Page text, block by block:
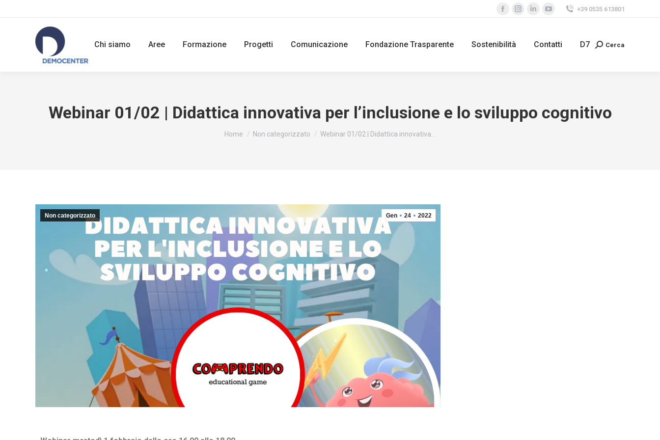
+39 0535 613801
Chi siamo Aree Formazione Progetti Comunicazione Fondazione Trasparente Sostenibilità Contatti D7 Cerca
Webinar 01/02 | Didattica innovativa per l’inclusione e lo sviluppo cognitivo
You are here:
Home Non categorizzato Webinar 01/02 | Didattica innovativa…
Gen 24 2022
Non categorizzato